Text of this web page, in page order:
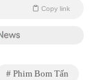
Copy link
Phim Bom Tấn